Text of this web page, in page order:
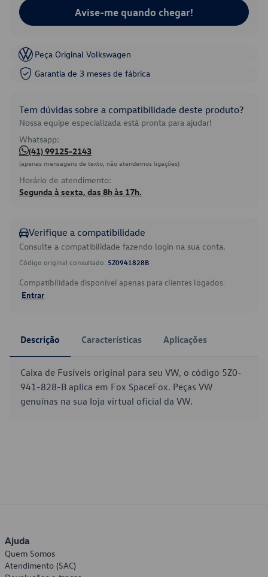
Avise-me quando chegar!
Peça Original Volkswagen
Garantia de 3 meses de fábrica
Tem dúvidas sobre a compatibilidade deste produto?
Nossa equipe especializada está pronta para ajudar!
Whatsapp:
(41) 99125-2143
(apenas mensagens de texto, não atendemos ligações)
Horário de atendimento:
Segunda à sexta, das 8h às 17h.
Verifique a compatibilidade
Consulte a compatibilidade fazendo login na sua conta.
Código original consultado: 5Z0941828B
Compatibilidade disponível apenas para clientes logados.
Entrar
Descrição Características Aplicações
Caixa de Fusíveis original para seu VW, o código 5Z0-
941-828-B aplica em Fox SpaceFox. Peças VW
genuínas na sua loja virtual oficial da VW.
Ajuda
Quem Somos
Atendimento (SAC)